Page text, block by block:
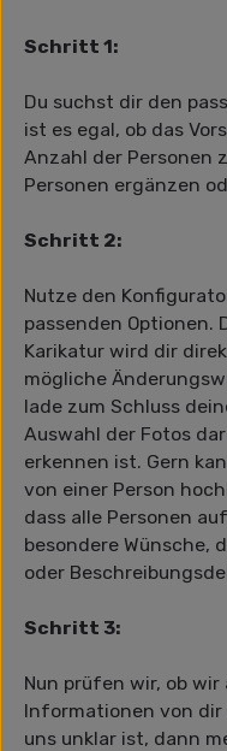
Schritt 1:
Du suchst dir den
ist es egal, ob das
Anzahl der Personen
Personen ergänzen
Schritt 2:
Nutze den
passenden Optionen.
Karikatur wird dir
mögliche
lade zum Schluss
Auswahl der Fotos
erkennen ist. Gern
von einer Person
dass alle Personen
besondere Wünsche,
oder
Schritt 3:
Nun prüfen wir, ob
Informationen von
uns unklar ist, dann